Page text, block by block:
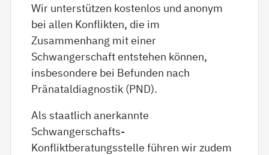
Wir unterstützen kostenlos und anonym
bei allen Konflikten, die im
Zusammenhang mit einer
Schwangerschaft entstehen können,
insbesondere bei Befunden nach
Pränataldiagnostik (PND).
Als staatlich anerkannte
Schwangerschafts-
Konfliktberatungsstelle führen wir zudem